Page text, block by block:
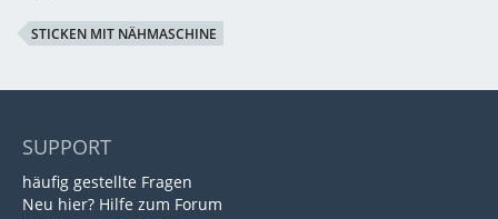
STICKEN MIT NÄHMASCHINE
SUPPORT
häufig gestellte Fragen
Neu hier? Hilfe zum Forum